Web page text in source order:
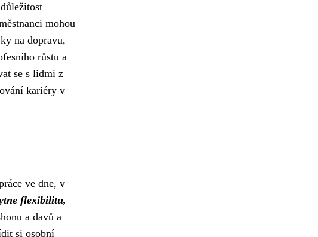
mohou
na dopravu,
růstu a
se s lidmi z
kariéry v
ve dne, v
flexibilitu,
a davů a
si osobní